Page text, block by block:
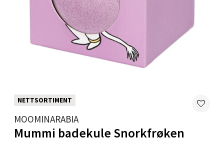
NETTSORTIMENT
MOOMINARABIA
Mummi badekule Snorkfrøken
Levanger - Magneten
Moafjæra 14, 7606 Levanger
Åpent i dag 10-20